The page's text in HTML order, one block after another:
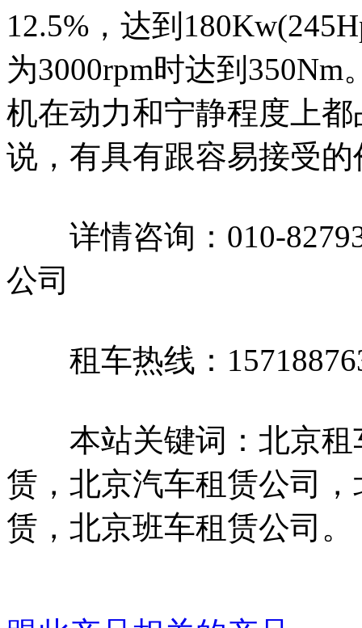
12.5%，达到
为3000rpm时达到350Nm
机在动力和宁静程度上都
说，有具有跟容易接受的
详情咨询：010-
公司
租车热线：
本站关键词：北京租
赁，北京汽车租赁公司
赁，北京班车租赁公司。